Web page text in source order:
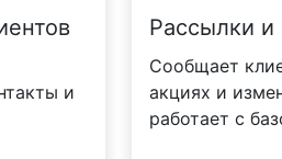
и
Рассылки
Сообщает
акциях и
работает с